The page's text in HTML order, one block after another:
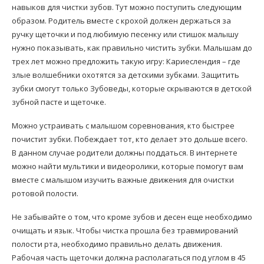
навыков для чистки зубов. Тут можно поступить следующим
образом. Родитель вместе с крохой должен держаться за
ручку щеточки и под любимую песенку или стишок малышу
нужно показывать, как правильно чистить зубки. Малышам до
трех лет можно предложить такую игру: Кариеслендия – где
злые волшебники охотятся за детскими зубками. Защитить
зубки смогут только Зубоведы, которые скрываются в детской
зубной пасте и щеточке.
Можно устраивать с малышом соревнования, кто быстрее
почистит зубки. Побеждает тот, кто делает это дольше всего.
В данном случае родители должны поддаться. В интернете
можно найти мультики и видеоролики, которые помогут вам
вместе с малышом изучить важные движения для очистки
ротовой полости.
Не забывайте о том, что кроме зубов и десен еще необходимо
очищать и язык. Чтобы чистка прошла без травмирований
полости рта, необходимо правильно делать движения.
Рабочая часть щеточки должна располагаться под углом в 45